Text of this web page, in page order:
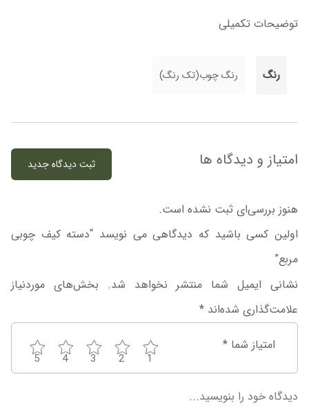
توضیحات تکمیلی
رنگ رنگ چوب(تک رنگ)
امتیاز و دیدگاه ها ثبت دیدگاه جدید
هنوز بررسی‌ای ثبت نشده است.
اولین کسی باشید که دیدگاهی می نویسد “دسته کیف چوبی
مربع”
نشانی ایمیل شما منتشر نخواهد شد. بخش‌های موردنیاز
علامت‌گذاری شده‌اند *
امتیاز شما *
1
2
3
4
5